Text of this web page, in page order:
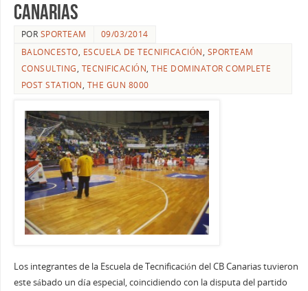
Canarias
POR SPORTEAM
09/03/2014
BALONCESTO, ESCUELA DE TECNIFICACIÓN, SPORTEAM
CONSULTING, TECNIFICACIÓN,THE DOMINATOR COMPLETE
POST STATION, THE GUN 8000
Los integrantes de la Escuela de Tecnificación del CB Canarias tuvieron
este sábado un día especial, coincidiendo con la disputa del partido